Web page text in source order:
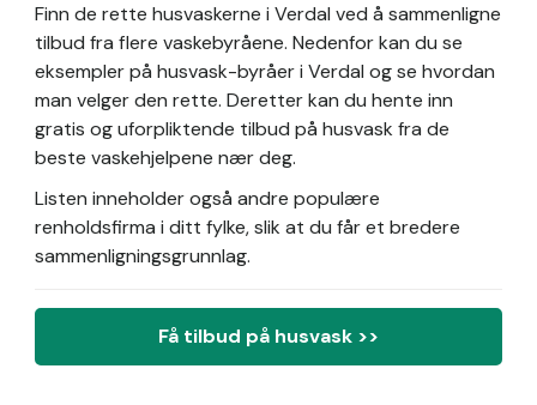
Finn de rette husvaskerne i Verdal ved å sammenligne
tilbud fra flere vaskebyråene. Nedenfor kan du se
eksempler på husvask-byråer i Verdal og se hvordan
man velger den rette. Deretter kan du hente inn
gratis og uforpliktende tilbud på husvask fra de
beste vaskehjelpene nær deg.
Listen inneholder også andre populære
renholdsfirma i ditt fylke, slik at du får et bredere
sammenligningsgrunnlag.
Få tilbud på husvask >>